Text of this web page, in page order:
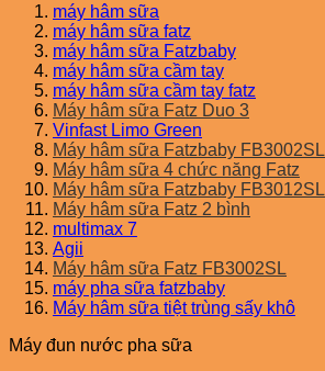
máy hâm sữa
máy hâm sữa fatz
máy hâm sữa Fatzbaby
máy hâm sữa cầm tay
máy hâm sữa cầm tay fatz
Máy hâm sữa Fatz Duo 3
Vinfast Limo Green
Máy hâm sữa Fatzbaby FB3002SL
Máy hâm sữa 4 chức năng Fatz
Máy hâm sữa Fatzbaby FB3012SL
Máy hâm sữa Fatz 2 bình
multimax 7
Agii
Máy hâm sữa Fatz FB3002SL
máy pha sữa fatzbaby
Máy hâm sữa tiệt trùng sấy khô
Máy đun nước pha sữa